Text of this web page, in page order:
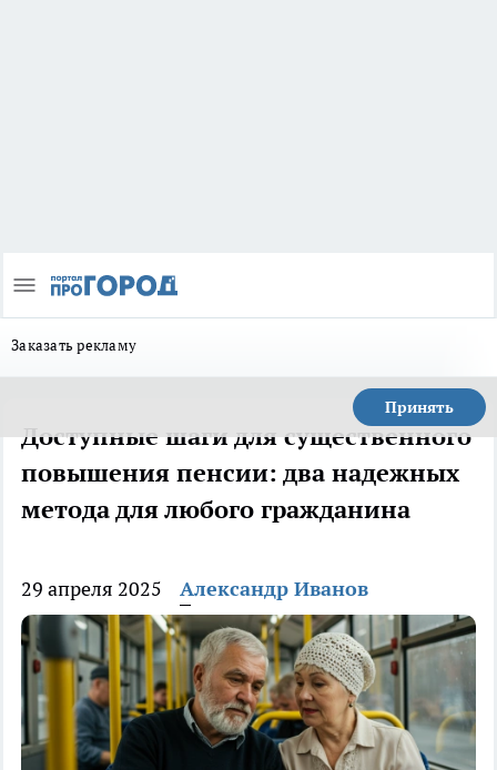
Заказать рекламу
Принять
Доступные шаги для существенного
повышения пенсии: два надежных
метода для любого гражданина
29 апреля 2025 Александр Иванов